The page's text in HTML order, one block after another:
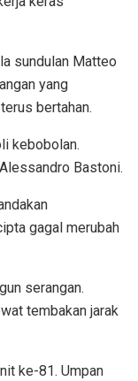
sundulan Matteo
yang
bertahan.
kebobolan.
Bastoni.
gagal merubah
serangan.
tembakan jarak
ke-81. Umpan